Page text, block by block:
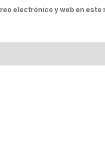
electrónico y web en